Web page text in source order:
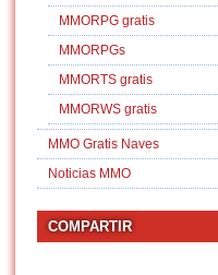
MMORPG gratis
MMORPGs
MMORTS gratis
MMORWS gratis
MMO Gratis Naves
Noticias MMO
COMPARTIR